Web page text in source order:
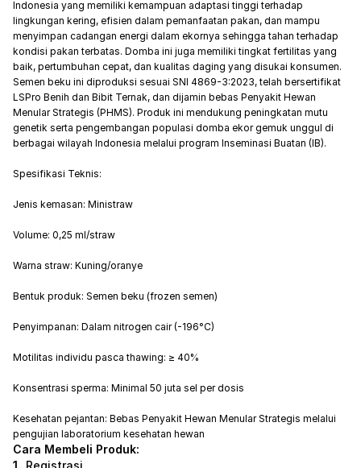
Indonesia yang memiliki kemampuan adaptasi tinggi terhadap
lingkungan kering, efisien dalam pemanfaatan pakan, dan mampu
menyimpan cadangan energi dalam ekornya sehingga tahan terhadap
kondisi pakan terbatas. Domba ini juga memiliki tingkat fertilitas yang
baik, pertumbuhan cepat, dan kualitas daging yang disukai konsumen.
Semen beku ini diproduksi sesuai SNI 4869-3:2023, telah bersertifikat
LSPro Benih dan Bibit Ternak, dan dijamin bebas Penyakit Hewan
Menular Strategis (PHMS). Produk ini mendukung peningkatan mutu
genetik serta pengembangan populasi domba ekor gemuk unggul di
berbagai wilayah Indonesia melalui program Inseminasi Buatan (IB).
Spesifikasi Teknis:
Jenis kemasan: Ministraw
Volume: 0,25 ml/straw
Warna straw: Kuning/oranye
Bentuk produk: Semen beku (frozen semen)
Penyimpanan: Dalam nitrogen cair (-196°C)
Motilitas individu pasca thawing: ≥ 40%
Konsentrasi sperma: Minimal 50 juta sel per dosis
Kesehatan pejantan: Bebas Penyakit Hewan Menular Strategis melalui
pengujian laboratorium kesehatan hewan
Cara Membeli Produk:
Registrasi